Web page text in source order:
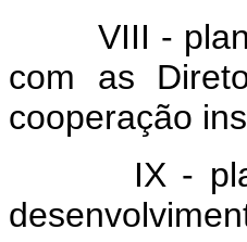
VIII -
com as
cooperação
IX -